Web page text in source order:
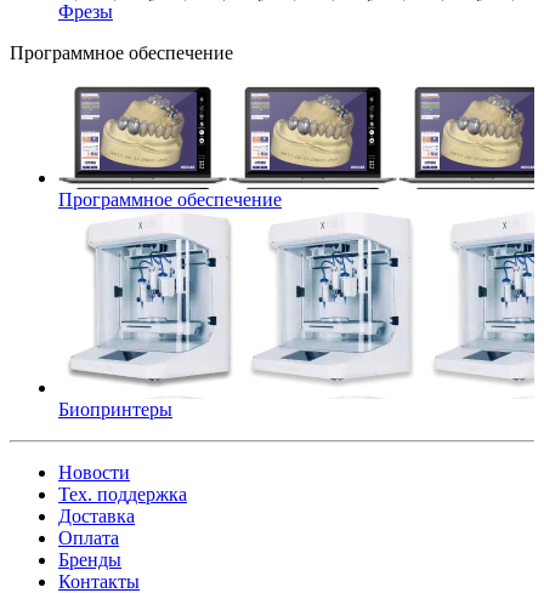
Фрезы
Программное обеспечение
Программное обеспечение
Биопринтеры
Новости
Тех. поддержка
Доставка
Оплата
Бренды
Контакты